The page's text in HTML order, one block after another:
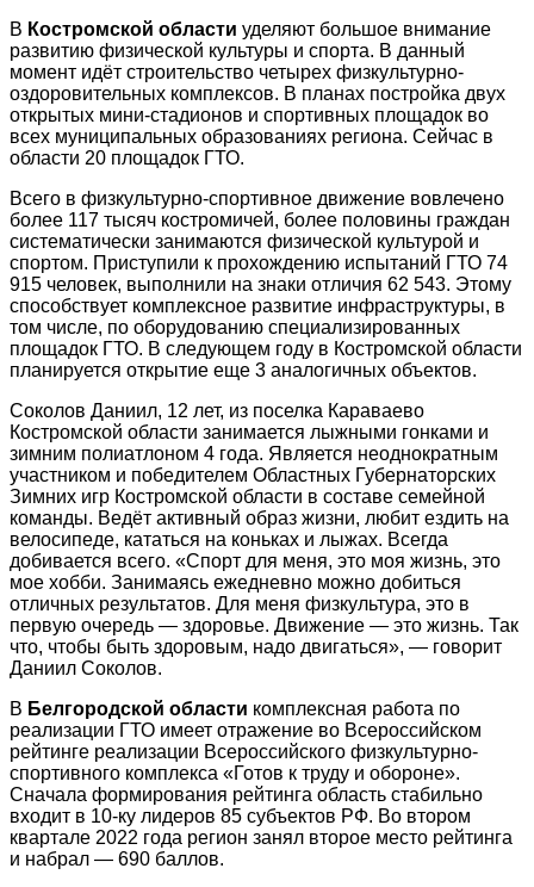
В Костромской области уделяют большое внимание
развитию физической культуры и спорта. В данный
момент идёт строительство четырех физкультурно-
оздоровительных комплексов. В планах постройка двух
открытых мини-стадионов и спортивных площадок во
всех муниципальных образованиях региона. Сейчас в
области 20 площадок ГТО.
Всего в физкультурно-спортивное движение вовлечено
более 117 тысяч костромичей, более половины граждан
систематически занимаются физической культурой и
спортом. Приступили к прохождению испытаний ГТО 74
915 человек, выполнили на знаки отличия 62 543. Этому
способствует комплексное развитие инфраструктуры, в
том числе, по оборудованию специализированных
площадок ГТО. В следующем году в Костромской области
планируется открытие еще 3 аналогичных объектов.
Соколов Даниил, 12 лет, из поселка Караваево
Костромской области занимается лыжными гонками и
зимним полиатлоном 4 года. Является неоднократным
участником и победителем Областных Губернаторских
Зимних игр Костромской области в составе семейной
команды. Ведёт активный образ жизни, любит ездить на
велосипеде, кататься на коньках и лыжах. Всегда
добивается всего. «Спорт для меня, это моя жизнь, это
мое хобби. Занимаясь ежедневно можно добиться
отличных результатов. Для меня физкультура, это в
первую очередь — здоровье. Движение — это жизнь. Так
что, чтобы быть здоровым, надо двигаться», — говорит
Даниил Соколов.
В Белгородской области комплексная работа по
реализации ГТО имеет отражение во Всероссийском
рейтинге реализации Всероссийского физкультурно-
спортивного комплекса «Готов к труду и обороне».
Сначала формирования рейтинга область стабильно
входит в 10-ку лидеров 85 субъектов РФ. Во втором
квартале 2022 года регион занял второе место рейтинга
и набрал — 690 баллов.